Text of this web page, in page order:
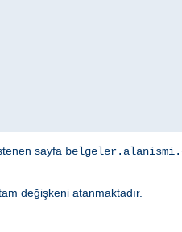
sayfa
değişkeni atanmaktadır.